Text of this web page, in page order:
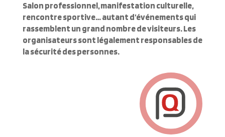
Salon professionnel, manifestation culturelle,
rencontre sportive… autant d’événements qui
rassemblent un grand nombre de visiteurs. Les
organisateurs sont légalement responsables de
la sécurité des personnes.